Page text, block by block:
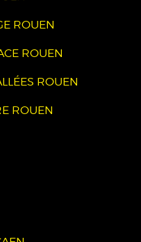
ROUEN
ROUEN
ROUEN
ROUEN